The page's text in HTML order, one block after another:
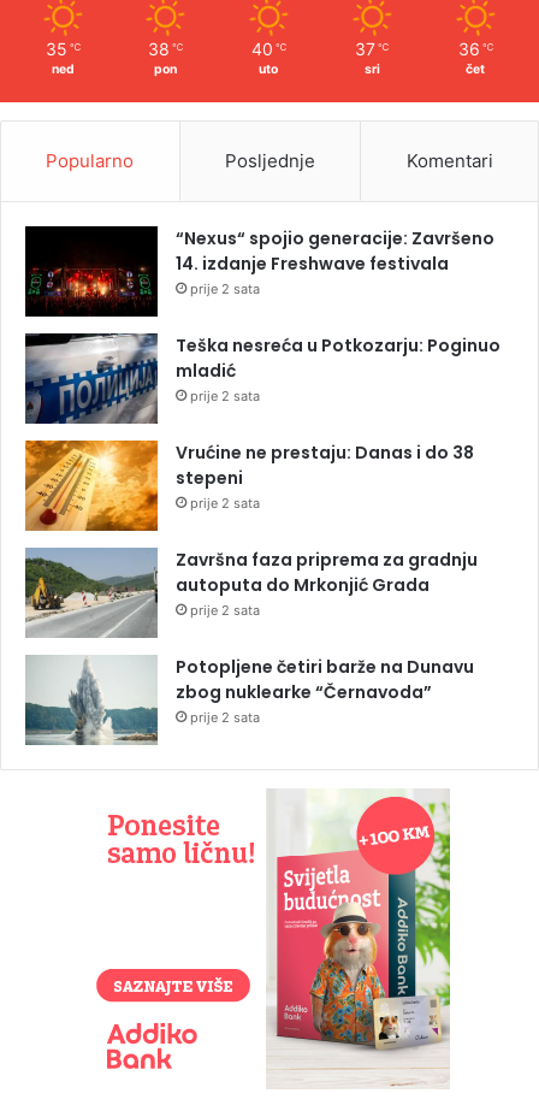
35 ℃
ned
38 ℃
pon
40 ℃
uto
37 ℃
sri
36 ℃
čet
Popularno Posljednje Komentari
“Nexus“ spojio generacije: Završeno
14. izdanje Freshwave festivala
prije 2 sata
Teška nesreća u Potkozarju: Poginuo
mladić
prije 2 sata
Vrućine ne prestaju: Danas i do 38
stepeni
prije 2 sata
Završna faza priprema za gradnju
autoputa do Mrkonjić Grada
prije 2 sata
Potopljene četiri barže na Dunavu
zbog nuklearke “Černavoda”
prije 2 sata